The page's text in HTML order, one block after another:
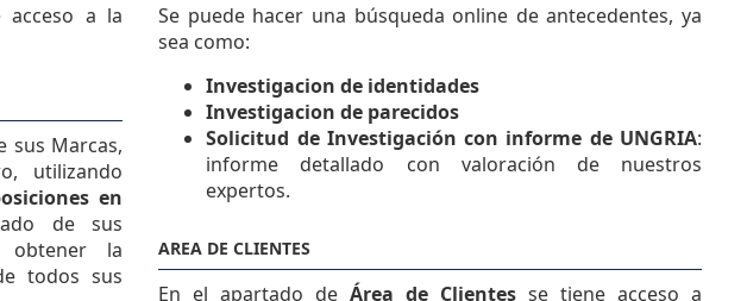
acceso a la
sus Marcas,
utilizando
en
de sus
la
todos sus
Se puede hacer una búsqueda online de antecedentes, ya
sea como:
Investigacion de identidades
Investigacion de parecidos
Solicitud de Investigación con informe de UNGRIA:
informe detallado con valoración de nuestros
expertos.
AREA DE CLIENTES
En el apartado deÁrea de Clientes se tiene acceso a